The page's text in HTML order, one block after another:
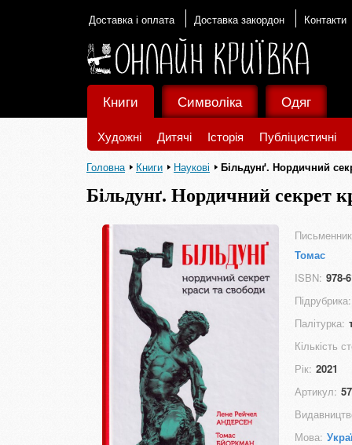
Доставка і оплата Доставка закордон Контакти
Книги
Художні Дитячі Історія Публіцистичні
Символіка Одяг
Головна Книги Наукові Більдунґ. Нордичний
Більдунґ. Нордичний секрет
Томас
ISBN: 978-
Підрубрика:
Палітурка:
Кількість
Рік: 2021
Артикул:
Мова: